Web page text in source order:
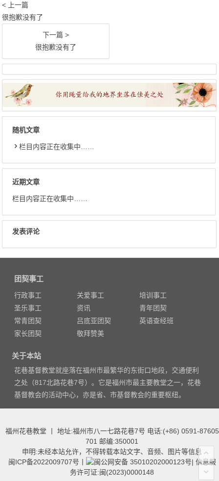
< 上一篇
很抱歉没有了
下一篇 >
很抱歉没有了
随机文章
栏目内容正在收集中……
近期文章
栏目内容正在收集中……
发表评论
团契事工
行政事工 关爱事工
培训事工
圣乐事工
资讯
青年团契
常青团契
吕底亚团契
英语查经班
家长团契
敬拜赞美
关于本站
花巷基督教堂就座落在福州市最繁华的东街口地段，交通便利
之处（817北路花巷7号）。它是福州市最主要教堂之一，花巷
基督教会的活动中心，亦是省、市基督教会的重要枢纽。
福州花巷教堂 丨 地址:福州市八一七路花巷7号 电话:(+86) 0591-87605
701 邮编:350001
申明:未经本站允许，不得转载本站文字、音频、图片等信息
闽ICP备2022009707号
闽公网安备 35010202000123号| 信息服
务许可证:闽(2023)0000148